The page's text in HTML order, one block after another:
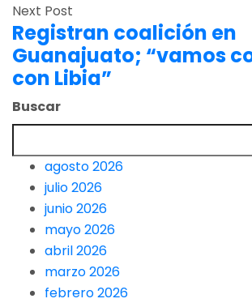
Next Post
Registran coalición en
Guanajuato; “vamos
con Libia”
Buscar
agosto 2026
julio 2026
junio 2026
mayo 2026
abril 2026
marzo 2026
febrero 2026